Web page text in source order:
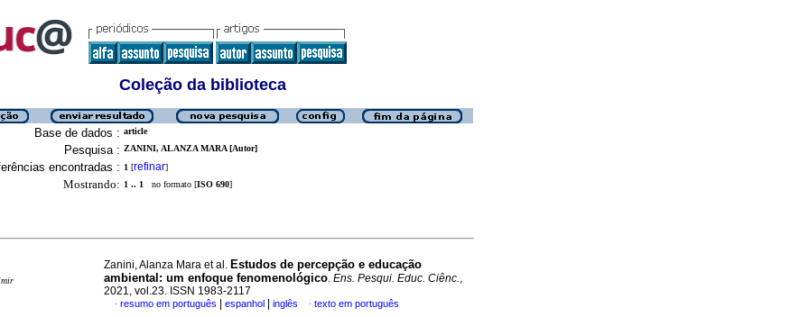
Coleção da biblioteca
Base de dados : article
Pesquisa : ZANINI, ALANZA MARA [Autor]
encontradas : 1 [refinar]
Mostrando: 1 .. 1 no formato [ISO 690]
Zanini, Alanza Mara et al. Estudos de percepção e educação
ambiental: um enfoque fenomenológico. Ens. Pesqui. Educ. Ciênc.,
2021, vol.23. ISSN 1983-2117
· resumo em português espanhol inglês · texto em português